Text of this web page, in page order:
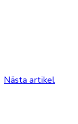
Nästa artikel